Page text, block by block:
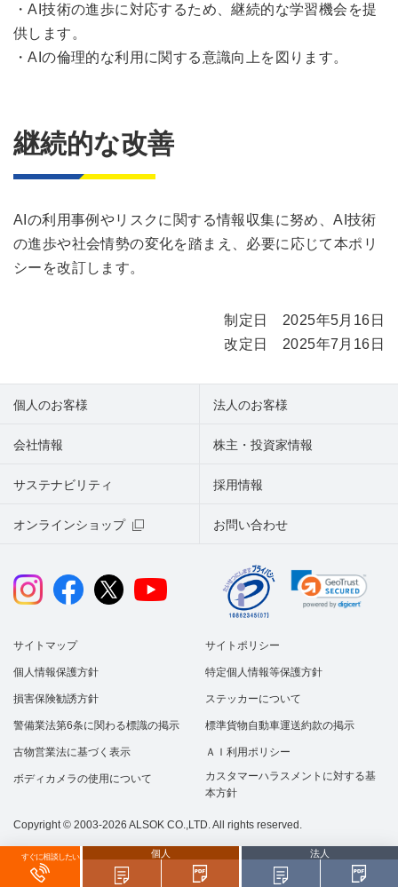
・AI技術の進歩に対応するため、継続的な学習機会を提
供します。
・AIの倫理的な利用に関する意識向上を図ります。
継続的な改善
AIの利用事例やリスクに関する情報収集に努め、AI技術
の進歩や社会情勢の変化を踏まえ、必要に応じて本ポリ
シーを改訂します。
制定日 2025年5月16日
改定日 2025年7月16日
すぐに相談したい 個人 法人
個人のお客様 法人のお客様
会社情報 株主・投資家情報
サステナビリティ
オンラインショップ お問い合わせ
採用情報
サイトマップ サイトポリシー
個人情報保護方針 特定個人情報等保護方針
損害保険勧誘方針 ステッカーについて
警備業法第6条に関わる標識の掲示 標準貨物自動車運送約款の掲示
古物営業法に基づく表示 ＡＩ利用ポリシー
ボディカメラの使用について
カスタマーハラスメントに対する基
本方針
Copyright © 2003-2026 ALSOK CO.,LTD. All rights reserved.